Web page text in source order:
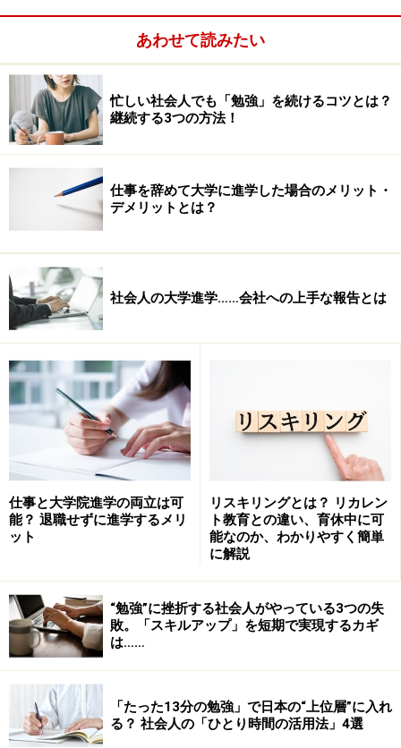
【第1部】問題提起
・小論文全体の10%ぐらいの分量が適当。
・設問について、イエス／ノーで答えられるような形に
問題提起する。
また、下記のようなものにするのがいいそうだ。
・自分の手に負えるものにする
・その場で調べなくてすむものにする
【第2部】意見提示
・小論文全体の30～40%ぐらいの分量が適当。
ここでは、第1部で提起した問題に対して、自分がイエ
スかノーか、どちらの立場を取るかを決め、問題となっ
ている事柄の現在の状況を正しく把握する。
「確かに～。しかし～。」という型（パターン）を使っ
て、反対意見に考慮した上で自分の意見を示す。
あわせて読みたい
忙しい社会人でも「勉強」を続けるコツとは？
継続する3つの方法！
仕事を辞めて大学に進学した場合のメリット・
デメリットとは？
社会人の大学進学……会社への上手な報告とは
仕事と大学院進学の両立は可
能？ 退職せずに進学するメリ
ット
リスキリングとは？ リカレン
ト教育との違い、育休中に可
能なのか、わかりやすく簡単
に解説
“勉強”に挫折する社会人がやっている3つの失
敗。「スキルアップ」を短期で実現するカギ
は……
「たった13分の勉強」で日本の“上位層”に入れ
る？ 社会人の「ひとり時間の活用法」4選